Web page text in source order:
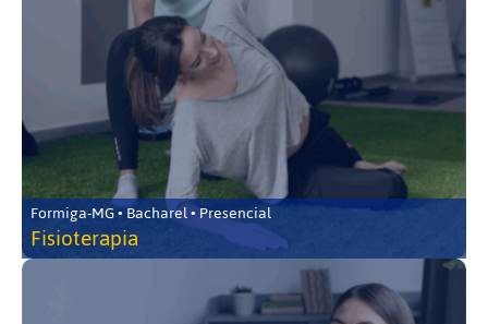
Formiga-MG • Bacharel • Presencial
Fisioterapia